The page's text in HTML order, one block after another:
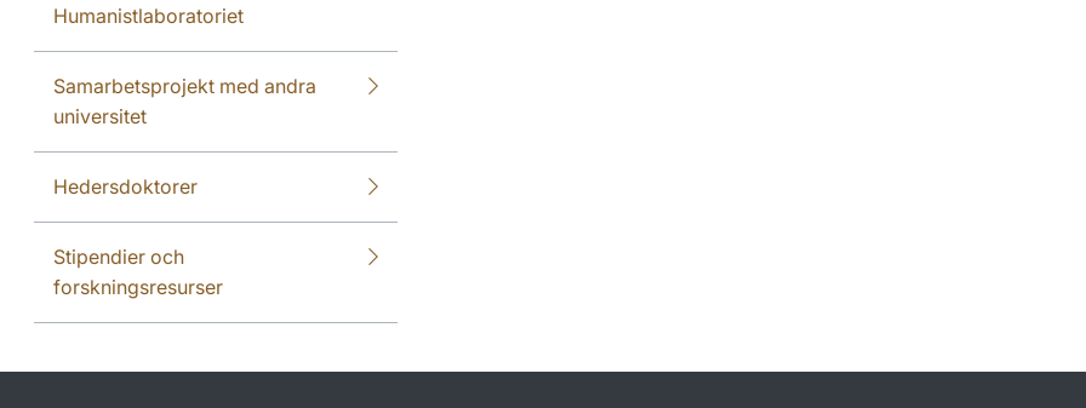
Humanistlaboratoriet
Samarbetsprojekt med andra
universitet
Hedersdoktorer
Stipendier och
forskningsresurser